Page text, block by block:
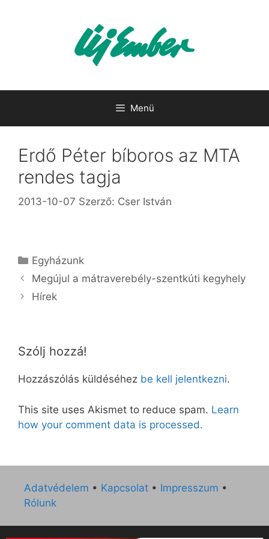
Menü
Erdő Péter bíboros az MTA
rendes tagja
2013-10-07 Szerző: Cser István
Kategória
Egyházunk
Megújul a mátraverebély-szentkúti kegyhely
Hírek
Szólj hozzá!
Hozzászólás küldéséhez be kell jelentkezni.
This site uses Akismet to reduce spam. Learn
how your comment data is processed.
Adatvédelem • Kapcsolat • Impresszum •
Rólunk